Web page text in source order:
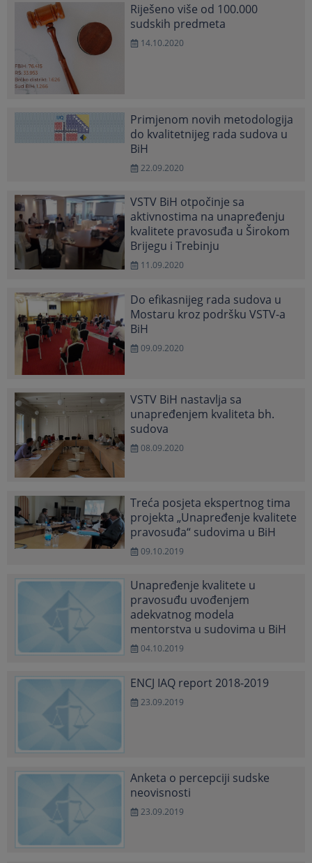
Riješeno više od 100.000
sudskih predmeta
14.10.2020
Primjenom novih metodologija
do kvalitetnijeg rada sudova u
BiH
22.09.2020
VSTV BiH otpočinje sa
aktivnostima na unapređenju
kvalitete pravosuđa u Širokom
Brijegu i Trebinju
11.09.2020
Do efikasnijeg rada sudova u
Mostaru kroz podršku VSTV-a
BiH
09.09.2020
VSTV BiH nastavlja sa
unapređenjem kvaliteta bh.
sudova
08.09.2020
Treća posjeta ekspertnog tima
projekta „Unapređenje kvalitete
pravosuđa“ sudovima u BiH
09.10.2019
Unapređenje kvalitete u
pravosuđu uvođenjem
adekvatnog modela
mentorstva u sudovima u BiH
04.10.2019
ENCJ IAQ report 2018-2019
23.09.2019
Anketa o percepciji sudske
neovisnosti
23.09.2019